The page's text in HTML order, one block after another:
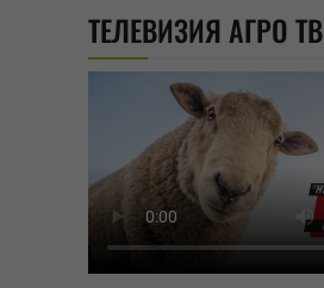
ТЕЛЕВИЗИЯ АГРО ТВ